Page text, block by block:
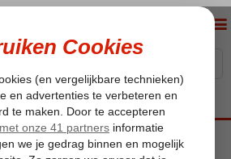
Fodele Beach & Water Park Holiday Resort